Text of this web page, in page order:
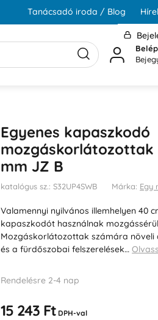
Tanácsadó iroda / Blog
Egyenes kapaszkodó
mozgáskorlátozottak
mm JZ B
katalógus sz.: S32UP4SWB Márka: Egy
Valamennyi nyilvános illemhelyen 40
kapaszkodót használnak
Mozgáskorlátozottak számára
és a fürdőszobai felszerelések…
Rendelésre 2-4 nap
15 243 Ft DPH-val